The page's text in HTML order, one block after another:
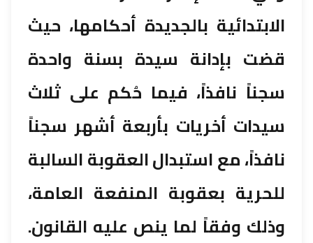
الابتدائية بالجديدة أحكامها، حيث
قضت بإدانة سيدة بسنة واحدة
سجناً نافذاً، فيما حُكم على ثلاث
سيدات أخريات بأربعة أشهر سجناً
نافذاً، مع استبدال العقوبة السالبة
للحرية بعقوبة المنفعة العامة،
وذلك وفقاً لما ينص عليه القانون.